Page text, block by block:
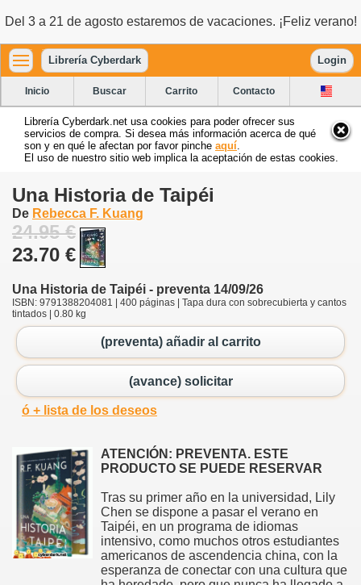
Del 3 a 21 de agosto estaremos de vacaciones. ¡Feliz verano!
Librería Cyberdark Login
Inicio Buscar Carrito Contacto
Librería Cyberdark.net usa cookies para poder ofrecer sus
servicios de compra. Si desea más información acerca de qué
son y en qué le afectan por favor pinche aquí
El uso de nuestro sitio web implica la aceptación de estas cookies.
Una Historia de Taipéi
De Rebecca F. Kuang
24.95 €
23.70 €
Una Historia de Taipéi - preventa 14/09/26
ISBN: 9791388204081 | 400 páginas | Tapa dura con sobrecubierta y cantos
tintados | 0.80 kg
(preventa) añadir al carrito
(avance) solicitar
ó + lista de los deseos
ATENCIÓN: PREVENTA. ESTE
PRODUCTO SE PUEDE RESERVAR
Tras su primer año en la universidad, Lily
Chen se dispone a pasar el verano en
Taipéi, en un programa de idiomas
intensivo, como muchos otros estudiantes
americanos de ascendencia china, con la
esperanza de conectar con una cultura que